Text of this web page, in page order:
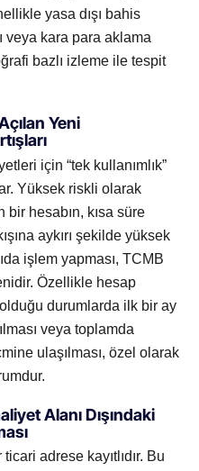
yasa dışı bahis
veya kara para aklama
bazlı izleme ile tespit
Yeni
için “tek kullanımlık”
Yüksek riskli olarak
hesabın, kısa süre
aykırı şekilde yüksek
işlem yapması, TCMB
Özellikle hesap
durumlarda ilk bir ay
veya toplamda
ulaşılması, özel olarak
Alanı Dışındaki
adrese kayıtlıdır. Bu